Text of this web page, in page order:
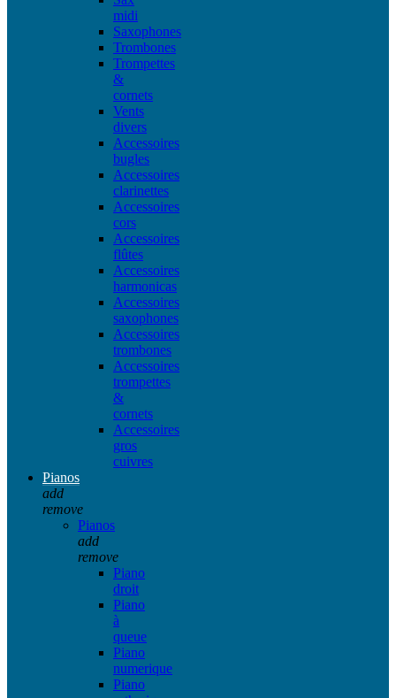
midi
Saxophones
Trombones
Trompettes
&
cornets
Vents
divers
Accessoires
bugles
Accessoires
clarinettes
Accessoires
cors
Accessoires
flûtes
Accessoires
harmonicas
Accessoires
saxophones
Accessoires
trombones
Accessoires
trompettes
&
cornets
Accessoires
gros
cuivres
Pianos
add
remove
Pianos
add
remove
Piano
droit
Piano
à
queue
Piano
numerique
Piano